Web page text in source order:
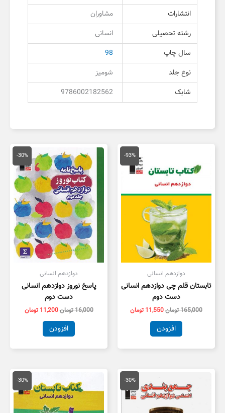
انتشارات
مشاوران
رشته تحصیلی
انسانی
سال چاپ
98
نوع جلد
شومیز
شابک
9786002182562
-93%
دوازدهم انسانی
تابستان قلم چی دوازدهم انسانی
دست دوم
165,000تومان
165,000 تومان
بود.
11,550 تومان
قیمت
فعلی
است.
افزودن
-30%
دوازدهم انسانی
پاسخ نوروز دوازدهم انسانی
دست دوم
16,000تومان
اصلی
16,000 تومان
بود.
11,200 تومان
قیمت
فعلی
است.
افزودن
-30%
اصلی
24,000 تومان
بود.
قیمت
فعلی
16,800 تومان
است.
-30%
اصلی
32,000 تومان
بود.
قیمت
فعلی
است.